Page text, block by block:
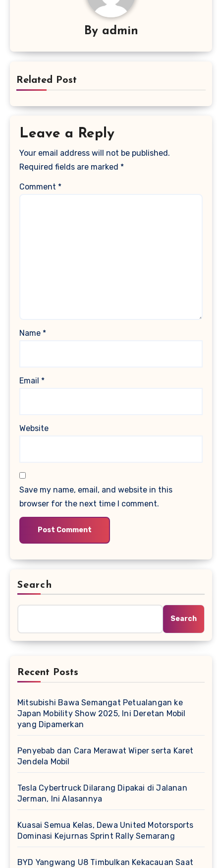
By admin
Related Post
Leave a Reply
Your email address will not be published.
Required fields are marked *
Comment *
Name *
Email *
Website
Save my name, email, and website in this
browser for the next time I comment.
Search
Search
Recent Posts
Mitsubishi Bawa Semangat Petualangan ke
Japan Mobility Show 2025, Ini Deretan Mobil
yang Dipamerkan
Penyebab dan Cara Merawat Wiper serta Karet
Jendela Mobil
Tesla Cybertruck Dilarang Dipakai di Jalanan
Jerman, Ini Alasannya
Kuasai Semua Kelas, Dewa United Motorsports
Dominasi Kejurnas Sprint Rally Semarang
BYD Yangwang U8 Timbulkan Kekacauan Saat